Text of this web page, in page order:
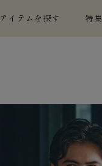
アイテムを探す 特集